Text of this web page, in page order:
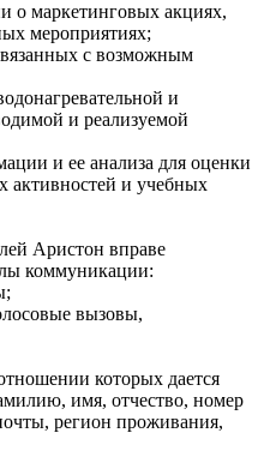
о маркетинговых акциях,
мероприятиях;
с возможным
и
и реализуемой
и ее анализа для оценки
активностей и учебных
Аристон вправе
коммуникации:
вызовы,
которых дается
имя, отчество, номер
регион проживания,